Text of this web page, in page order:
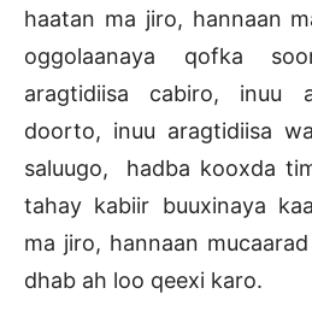
haatan ma jiro, hannaan
oggolaanaya qofka
aragtidiisa cabiro, inuu
doorto, inuu aragtidiisa
saluugo, hadba kooxda
tahay kabiir buuxinaya
ma jiro, hannaan
dhab ah loo qeexi karo.